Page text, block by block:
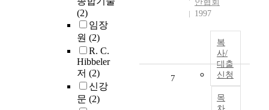
(2)
임장
원 (2)
R. C.
Hibbeler
저 (2)
신강
문 (2)
안협회
1997
복
사/
대출
신청
목
7